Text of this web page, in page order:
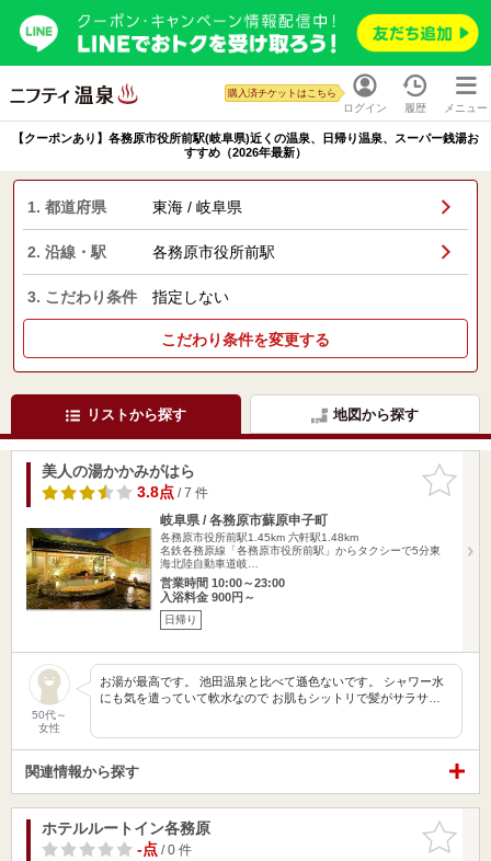
ログイン
購入済チケットはこちら
履歴 メニュー
【クーポンあり】各務原市役所前駅(岐阜県)近くの温泉、日帰り温泉、スーパー銭湯お
すすめ（2026年最新）
1. 都道府県 東海 / 岐阜県
2. 沿線・駅 各務原市役所前駅
3. こだわり条件 指定しない
こだわり条件を変更する
リストから探す 地図から探す
お気に入
りに追加
美人の湯かかみがはら
3.8点/ 7 件
岐阜県 / 各務原市蘇原申子町
各務原市役所前駅1.45km 六軒駅1.48km
名鉄各務原線「各務原市役所前駅」からタクシーで5分東
海北陸自動車道岐…
営業時間 10:00～23:00
入浴料金 900円～
日帰り
50代～
女性
お湯が最高です。 池田温泉と比べて遜色ないです。 シャワー水
にも気を遣っていて軟水なので お肌もシットリで髪がサラサ…
関連情報から探す
お気に入
りに追加
ホテルルートイン各務原
-点/ 0 件